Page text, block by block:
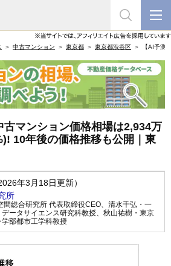
中古マンション 東京都 東京都渋谷区 【AI予測
古マンション価格相場は2,934万
10年後の価格推移も公開｜東
年3月18日更新）
所
間総合研究所 代表取締役CEO、 清水千弘・一
ータサイエンス研究科教授、 秋山祐樹・東京
部都市工学科教授